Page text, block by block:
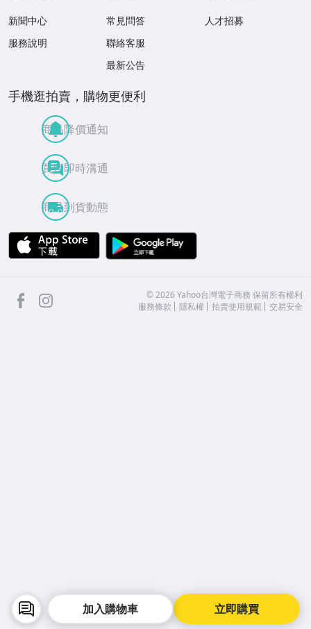
立即購買
加入購物車
新聞中心
服務說明
常見問答
聯絡客服
最新公告
人才招募
手機逛拍賣，購物更便利
商品降價通知
買賣即時溝通
商品到貨動態
APP Store
facebook ©2026 Yahoo台灣電子商務 保留所有權利
服務條款
隱私權 拍賣使用規範 交易安全